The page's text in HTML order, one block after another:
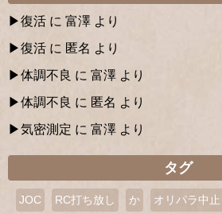
復活 に 富澤 より
復活 に 匿名 より
体調不良 に 富澤 より
体調不良 に 匿名 より
気密測定 に 富澤 より
タグ
JOC RC打ち放し か オリパラ中止